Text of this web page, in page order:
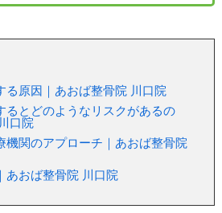
る原因｜あおば整骨院 川口院
るとどのようなリスクがあるの
口院
機関のアプローチ｜あおば整骨院
あおば整骨院 川口院